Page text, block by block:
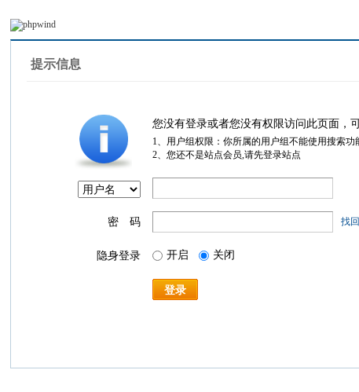
提示信息
您没有登录或者您没有权限访问此页面，
1、用户组权限：你所属的用户组不能使用搜索功
2、您还不是站点会员,请先登录站点
密 码 找
隐身登录 开启 关闭
登录